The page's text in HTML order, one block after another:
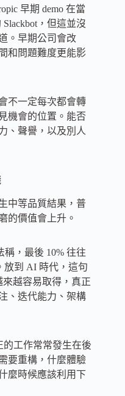
早期 demo 在當
，但這並沒
。早期公司會改
和問題難度更能影
不一定每次都會轉
機會的位置。能否
、聲譽，以及別人
中等品質結果，普
的價值會上升。
，最後 10% 往往
放到 AI 時代，這句
越容易取得，真正
、迭代能力、架構
工作常常發生在後
要重構，什麼體驗
麼時候應該利用下